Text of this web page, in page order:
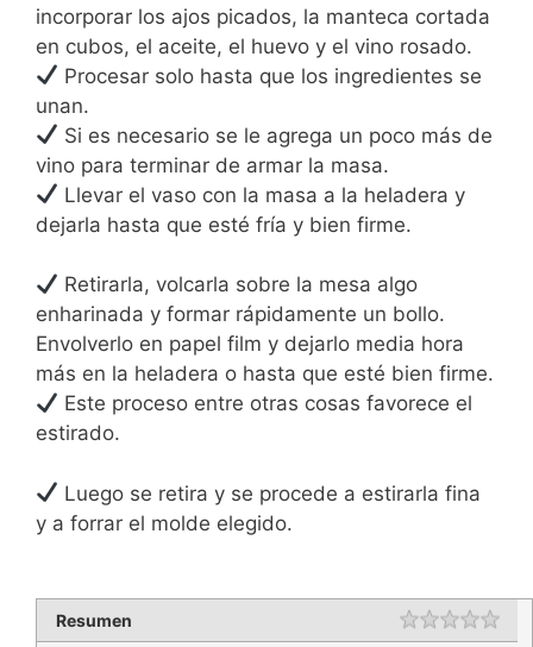
incorporar los ajos picados, la manteca cortada
en cubos, el aceite, el huevo y el vino rosado.
Procesar solo hasta que los ingredientes se
unan.
Si es necesario se le agrega un poco más de
vino para terminar de armar la masa.
Llevar el vaso con la masa a la heladera y
dejarla hasta que esté fría y bien firme.
Retirarla, volcarla sobre la mesa algo
enharinada y formar rápidamente un bollo.
Envolverlo en papel film y dejarlo media hora
más en la heladera o hasta que esté bien firme.
Este proceso entre otras cosas favorece el
estirado.
Luego se retira y se procede a estirarla fina
y a forrar el molde elegido.
Resumen